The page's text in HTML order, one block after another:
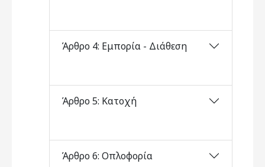
Άρθρο 4: Εμπορία - Διάθεση
Άρθρο 5: Κατοχή
Άρθρο 6: Οπλοφορία